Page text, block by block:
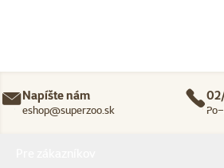
Napíšte nám
eshop@superzoo.sk